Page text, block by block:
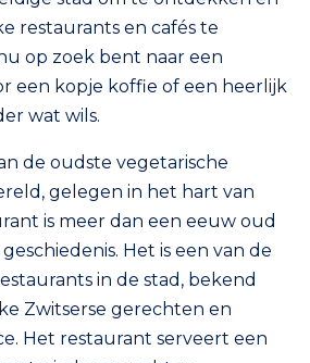
restaurants en cafés te
op zoek bent naar een
een kopje koffie of een heerlijk
wat wils.
de oudste vegetarische
gelegen in het hart van
is meer dan een eeuw oud
Het is een van de
in de stad, bekend
Zwitserse gerechten en
Het restaurant serveert een